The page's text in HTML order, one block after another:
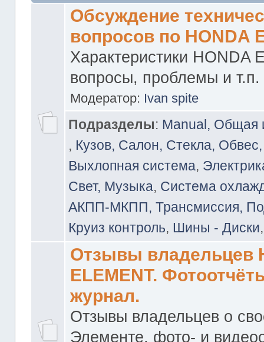
Обсуждение
вопросов по HONDA
Характеристики HONDA
вопросы, проблемы и т.п.
Модератор: Ivan spite
Подразделы: Manual,
, Кузов, Салон, Стекла,
Выхлопная система,
Свет, Музыка, Система
АКПП-МКПП, Трансмиссия,
Круиз контроль, Шины - Диски
Отзывы владельцев
ELEMENT.
журнал.
Отзывы владельцев о
Элементе, фото- и